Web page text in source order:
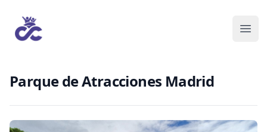
Parque de Atracciones Madrid